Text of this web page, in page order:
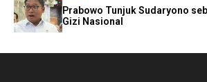
Prabowo Tunjuk Sudaryono
Gizi Nasional